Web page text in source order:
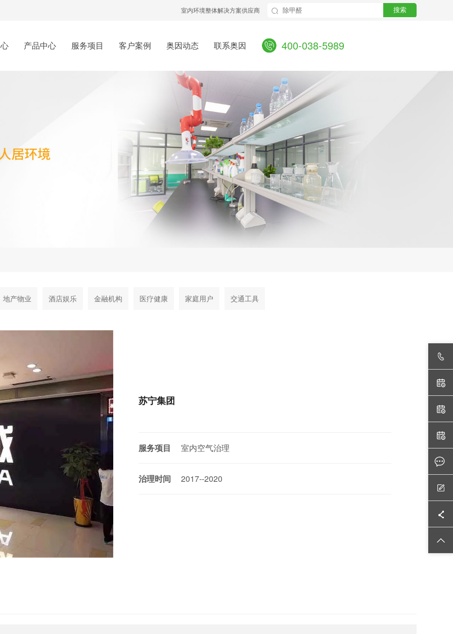
室内环境整体解决方案供应商 搜索
产品中心 服务项目 客户案例 奥因动态 联系奥因 400-038-5989
地产物业 酒店娱乐 金融机构 医疗健康 家庭用户 交通工具
苏宁集团
服务项目 室内空气治理
治理时间 2017--2020